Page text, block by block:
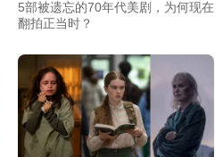
5部被遗忘的70年代美剧，为何现在
翻拍正当时？